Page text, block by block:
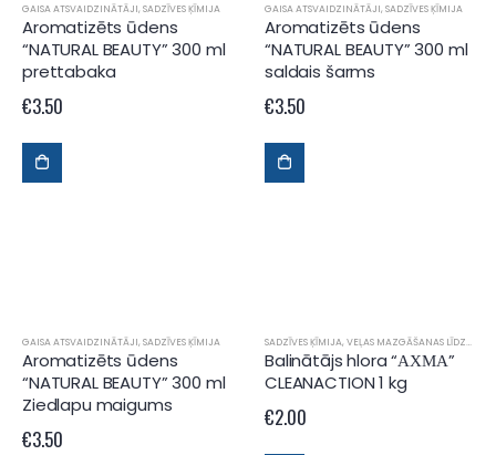
GAISA ATSVAIDZINĀTĀJI, SADZĪVES ĶĪMIJA
Aromatizēts ūdens
“NATURAL BEAUTY” 300 ml
prettabaka
€3.50
GAISA ATSVAIDZINĀTĀJI, SADZĪVES ĶĪMIJA
Aromatizēts ūdens
“NATURAL BEAUTY” 300 ml
saldais šarms
€3.50
GAISA ATSVAIDZINĀTĀJI, SADZĪVES ĶĪMIJA
Aromatizēts ūdens
“NATURAL BEAUTY” 300 ml
Ziedlapu maigums
€3.50
SADZĪVES ĶĪMIJA, VEĻAS MAZGĀŠANAS LĪDZEKĻI
Balinātājs hlora “АХМА”
CLEANACTION 1 kg
€2.00